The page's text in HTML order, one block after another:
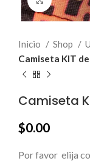
Inicio Shop
Camiseta KIT
Camiseta
$0.00
Por favor elija